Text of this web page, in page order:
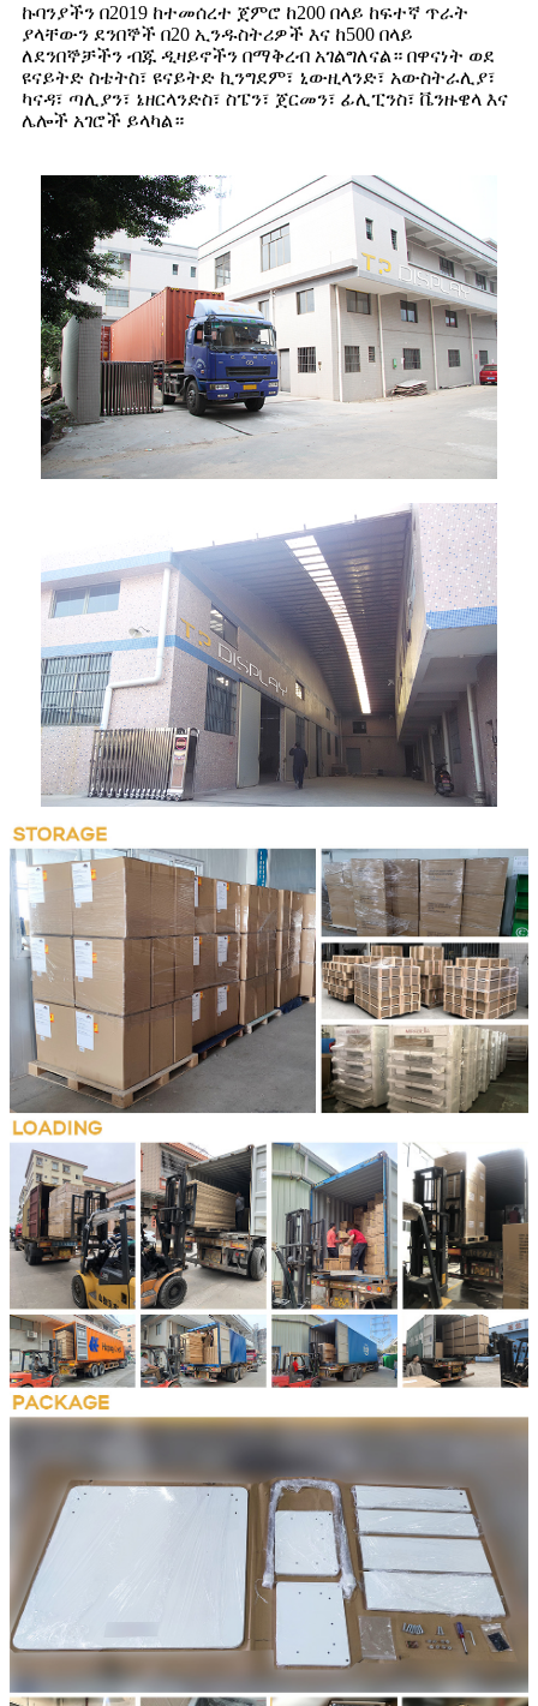
ኩባንያችን በ2019 ከተመሰረተ ጀምሮ ከ200 በላይ ከፍተኛ ጥራት
ያላቸውን ደንበኞች በ20 ኢንዱስትሪዎች እና ከ500 በላይ
ለደንበኞቻችን ብጁ ዲዛይኖችን በማቅረብ አገልግለናል። በዋናነት ወደ
ዩናይትድ ስቴትስ፣ ዩናይትድ ኪንግደም፣ ኒውዚላንድ፣ አውስትራሊያ፣
ካናዳ፣ ጣሊያን፣ ኔዘርላንድስ፣ ስፔን፣ ጀርመን፣ ፊሊፒንስ፣ ቬንዙዌላ እና
ሌሎች አገሮች ይላካል።